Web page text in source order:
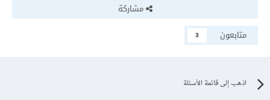
مشاركة
متابعون
3
اذهب إلى قائمة الأسئلة